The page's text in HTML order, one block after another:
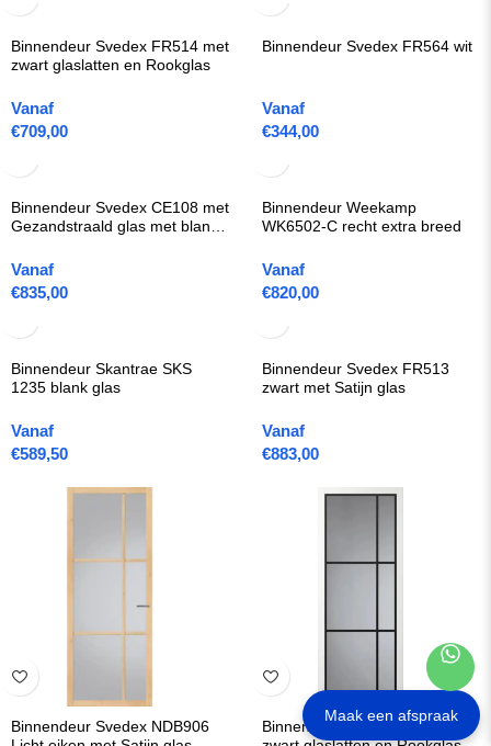
Binnendeur Svedex FR514 met
zwart glaslatten en Rookglas
Vanaf
€709,00
Binnendeur Svedex FR564 wit
Vanaf
€344,00
Binnendeur Svedex CE108 met
Gezandstraald glas met blanke
Vanaf
€835,00
Binnendeur Weekamp
WK6502-C recht extra breed
Vanaf
€820,00
Binnendeur Skantrae SKS
1235 blank glas
Vanaf
€589,50
Binnendeur Svedex FR513
zwart met Satijn glas
Vanaf
€883,00
Binnendeur Svedex NDB906
Binnendeur Svedex FM04 met
Maak een afspraak